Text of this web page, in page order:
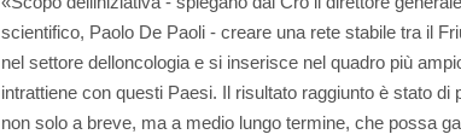
scientifico, Paolo De Paoli - creare una rete stabile tra il
nel settore delloncologia e si inserisce nel quadro più
intrattiene con questi Paesi. Il risultato raggiunto è stato
non solo a breve, ma a medio lungo termine, che possa